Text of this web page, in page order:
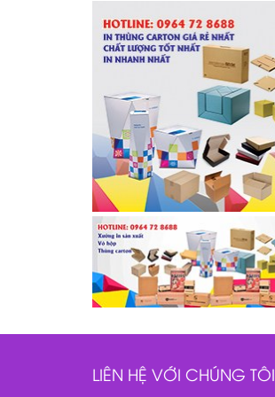
LIÊN HỆ VỚI CHÚNG TÔI